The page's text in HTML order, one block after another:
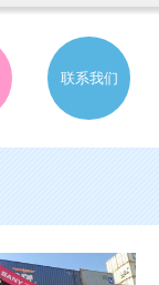
联系我们